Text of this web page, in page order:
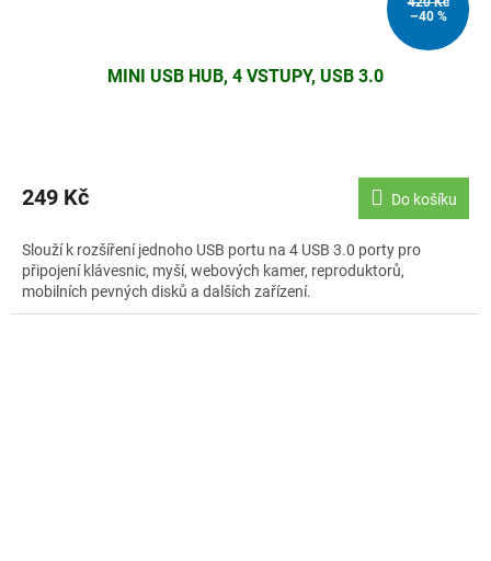
–40 %
MINI USB HUB, 4 VSTUPY, USB 3.0
249 Kč Do košíku
Slouží k rozšíření jednoho USB portu na 4 USB 3.0 porty pro
připojení klávesnic, myší, webových kamer, reproduktorů,
mobilních pevných disků a dalších zařízení.